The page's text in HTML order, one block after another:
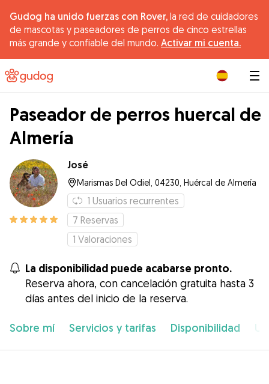
Gudog ha unido fuerzas con Rover, la red de cuidadores
de mascotas y paseadores de perros de cinco estrellas
más grande y confiable del mundo. Activar mi cuenta.
Paseador de perros huercal de
Almería
José
Marismas Del Odiel, 04230, Huércal de Almería
1 Usuarios recurrentes
7 Reservas
1 Valoraciones
La disponibilidad puede acabarse pronto.
Reserva ahora, con cancelación gratuita hasta 3
días antes del inicio de la reserva.
Sobre mí Servicios y tarifas Disponibilidad